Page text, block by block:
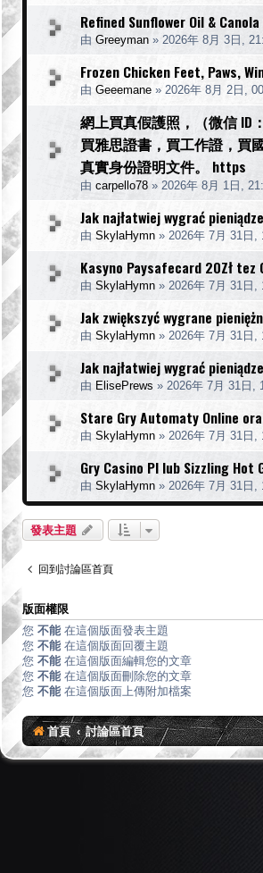
Refined Sunflower Oil &
由 Greeyman » 2026年 8月 3日,
Frozen Chicken Feet, Paws,
由 Geeemane » 2026年 8月 2日,
網上買真假護照，（微信 ID
買雅思證書，買工作證，買
真實身份證明文件。 https
由 carpello78 » 2026年 8月 1日,
Jak najłatwiej wygrać
由 SkylaHymn » 2026年 7月 31日,
Kasyno Paysafecard 20Zł tez
由 SkylaHymn » 2026年 7月 31日,
Jak zwiększyć wygrane
由 SkylaHymn » 2026年 7月 31日,
Jak najłatwiej wygrać
由 ElisePrews » 2026年 7月 31日,
Stare Gry Automaty Online
由 SkylaHymn » 2026年 7月 31日,
Gry Casino Pl lub Sizzling Hot
由 SkylaHymn » 2026年 7月 31日,
發表主題
回到討論區首頁
版面權限
您 不能 在這個版面發表主題
您 不能 在這個版面回覆主題
您 不能 在這個版面編輯您的文章
您 不能 在這個版面刪除您的文章
您 不能 在這個版面上傳附加檔案
首頁 討論區首頁